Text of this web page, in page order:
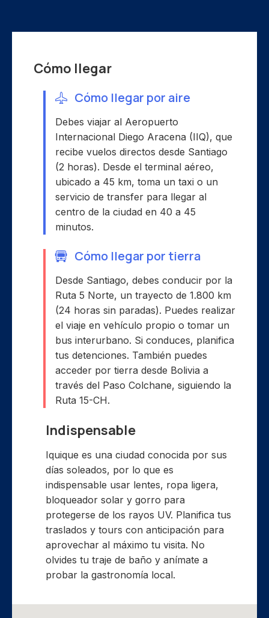
Cómo llegar
Cómo llegar por aire
Debes viajar al Aeropuerto
Internacional Diego Aracena (IIQ), que
recibe vuelos directos desde Santiago
(2 horas). Desde el terminal aéreo,
ubicado a 45 km, toma un taxi o un
servicio de transfer para llegar al
centro de la ciudad en 40 a 45
minutos.
Cómo llegar por tierra
Desde Santiago, debes conducir por la
Ruta 5 Norte, un trayecto de 1.800 km
(24 horas sin paradas). Puedes realizar
el viaje en vehículo propio o tomar un
bus interurbano. Si conduces, planifica
tus detenciones. También puedes
acceder por tierra desde Bolivia a
través del Paso Colchane, siguiendo la
Ruta 15-CH.
Indispensable
Iquique es una ciudad conocida por sus
días soleados, por lo que es
indispensable usar lentes, ropa ligera,
bloqueador solar y gorro para
protegerse de los rayos UV. Planifica tus
traslados y tours con anticipación para
aprovechar al máximo tu visita. No
olvides tu traje de baño y anímate a
probar la gastronomía local.